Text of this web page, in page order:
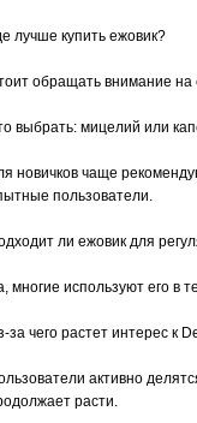
лучше купить ежовик?
обращать внимание
выбрать: мицелий или
новичков чаще
пользователи.
ли ежовик для
многие используют его в
за чего растет интерес к
активно
расти.